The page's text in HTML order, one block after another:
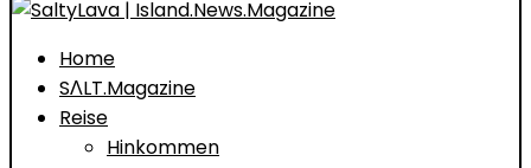
Home
SΛLT.Magazine
Reise
Hinkommen